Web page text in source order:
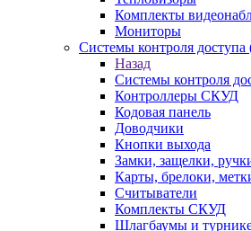
Комплекты
Мониторы
Системы контроля
Назад
Системы контроля
Контроллеры СКУД
Кодовая панель
Доводчики
Кнопки выхода
Замки, защелки,
Карты, брелоки,
Считыватели
Комплекты СКУД
Шлагбаумы и